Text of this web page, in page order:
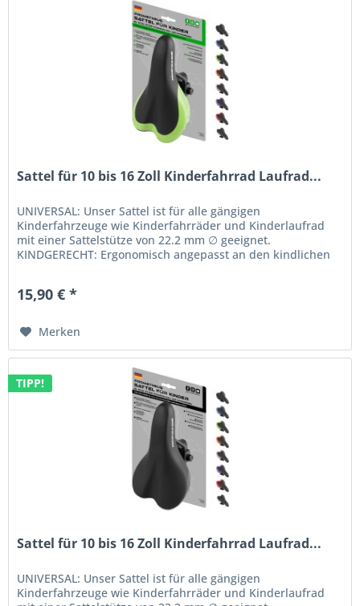
Sattel für 10 bis 16 Zoll Kinderfahrrad Laufrad...
UNIVERSAL: Unser Sattel ist für alle gängigen
Kinderfahrzeuge wie Kinderfahrräder und Kinderlaufrad
mit einer Sattelstütze von 22.2 mm ∅ geeignet.
KINDGERECHT: Ergonomisch angepasst an den kindlichen
15,90 € *
Merken
TIPP!
Sattel für 10 bis 16 Zoll Kinderfahrrad Laufrad...
UNIVERSAL: Unser Sattel ist für alle gängigen
Kinderfahrzeuge wie Kinderfahrräder und Kinderlaufrad